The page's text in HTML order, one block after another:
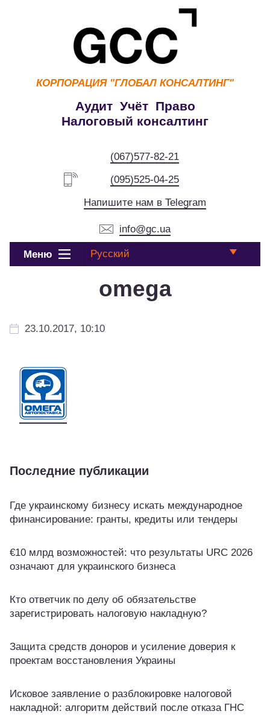
КОРПОРАЦИЯ "ГЛОБАЛ КОНСАЛТИНГ"
Аудит Учёт Право
Налоговый консалтинг
(067)577-82-21
(095)525-04-25
Напишите нам в Telegram
info@gc.ua
Меню Русский
omega
23.10.2017, 10:10
Последние публикации
Где украинскому бизнесу искать международное
финансирование: гранты, кредиты или тендеры
€10 млрд возможностей: что результаты URC 2026
означают для украинского бизнеса
Кто ответчик по делу об обязательстве
зарегистрировать налоговую накладную?
Защита средств доноров и усиление доверия к
проектам восстановления Украины
Исковое заявление о разблокировке налоговой
накладной: алгоритм действий после отказа ГНС